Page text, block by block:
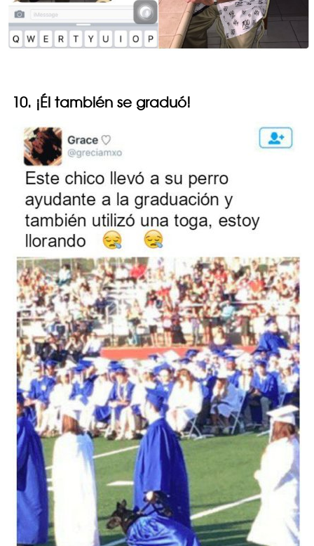
10. ¡Él también se graduó!